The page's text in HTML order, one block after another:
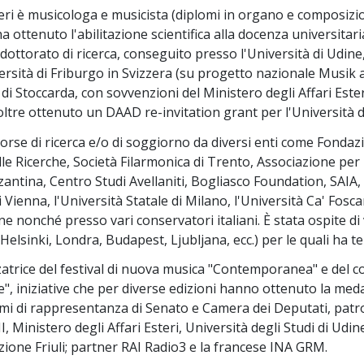
è musicologa e musicista (diplomi in organo e
ottenuto l'abilitazione scientifica alla docenza
di ricerca, conseguito presso l'Università di
di Friburgo in Svizzera (su progetto nazionale Musik
Stoccarda, con sovvenzioni del Ministero degli Affari
ottenuto un DAAD re-invitation grant per l'Università
di ricerca e/o di soggiorno da diversi enti come
Ricerche, Società Filarmonica di Trento, Associazione
Centro Studi Avellaniti, Bogliasco Foundation,
l'Università Statale di Milano, l'Università Ca'
nonché presso vari conservatori italiani. È stata ospite
Londra, Budapest, Ljubljana, ecc.) per le quali ha
del festival di nuova musica "Contemporanea" e del
iniziative che per diverse edizioni hanno ottenuto la
di rappresentanza di Senato e Camera dei Deputati,
Ministero degli Affari Esteri, Università degli Studi di
Friuli; partner RAI Radio3 e la francese INA GRM.